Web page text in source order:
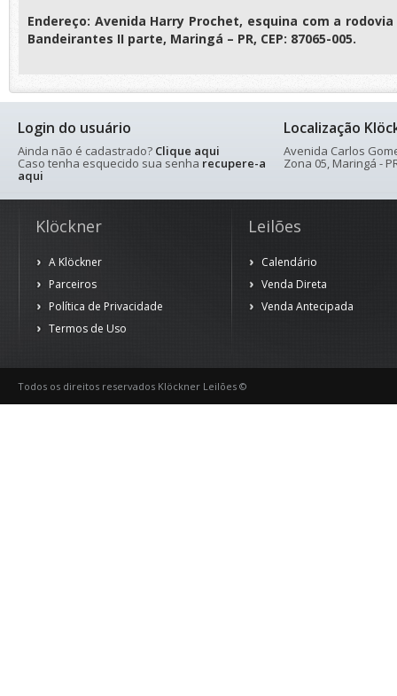
Endereço: Avenida Harry Prochet, esquina com a
Bandeirantes II parte, Maringá – PR, CEP: 87065-005.
Login do usuário
Ainda não é cadastrado? Clique aqui
Caso tenha esquecido sua senha recupere-a
aqui
Localização
Avenida Carlos
Zona 05, Maringá -
Klöckner
A Klöckner
Parceiros
Política de Privacidade
Termos de Uso
Leilões
Calendário
Venda Direta
Venda Antecipada
Todos os direitos reservados Klöckner Leilões ©